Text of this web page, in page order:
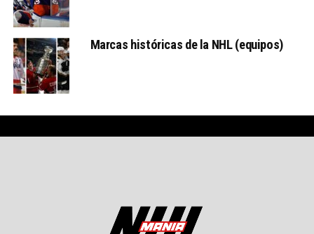
Marcas históricas de la NHL (equipos)